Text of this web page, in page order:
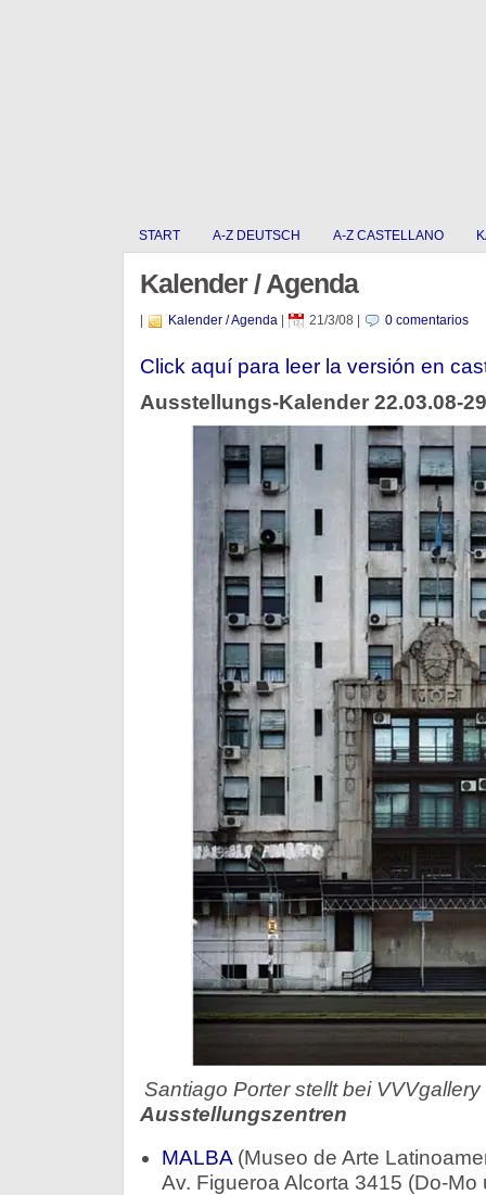
START A-Z DEUTSCH A-Z CASTELLANO
Kalender / Agenda
Kalender / Agenda| 21/3/08 0 comentarios
Click aquí para leer la versión en
Ausstellungs-Kalender 22.03.08-
Santiago Porter stellt bei
Ausstellungszentren
MALBA(Museo de Arte
Av. Figueroa Alcorta 3415 (Do-